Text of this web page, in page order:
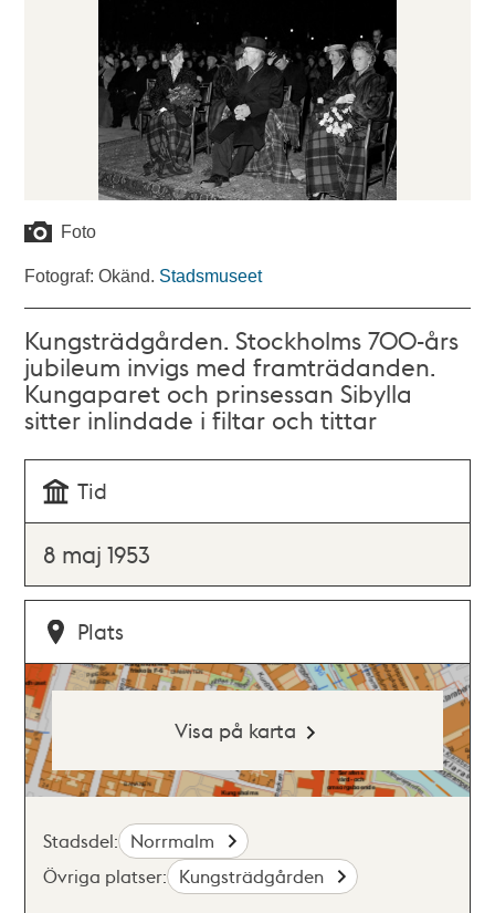
Foto
Fotograf: Okänd. Stadsmuseet
Kungsträdgården. Stockholms 700-års
jubileum invigs med framträdanden.
Kungaparet och prinsessan Sibylla
sitter inlindade i filtar och tittar
Tid
8 maj 1953
Plats
Visa på karta
Stadsdel: Norrmalm
Övriga platser: Kungsträdgården